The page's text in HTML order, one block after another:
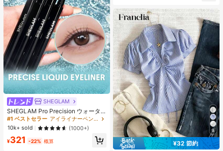
SHEGLAM
SHEGLAM Pro Precision ウォータ
ープルーフリキッドアイライナー-Bl
ack 女性と女の子のためのブランド
ビューティーコスメメイクアップ
#1 ベストセラー
アイライナーペンシル アイライナー
10k+ sold
(1000+)
¥321 -22% 概算
9
¥32 節約
#1 ベストセラー
に ファブリック 柔らかなオフィスブラウス